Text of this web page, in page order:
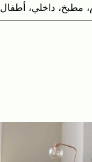
مطبخ، داخلي، أطفال